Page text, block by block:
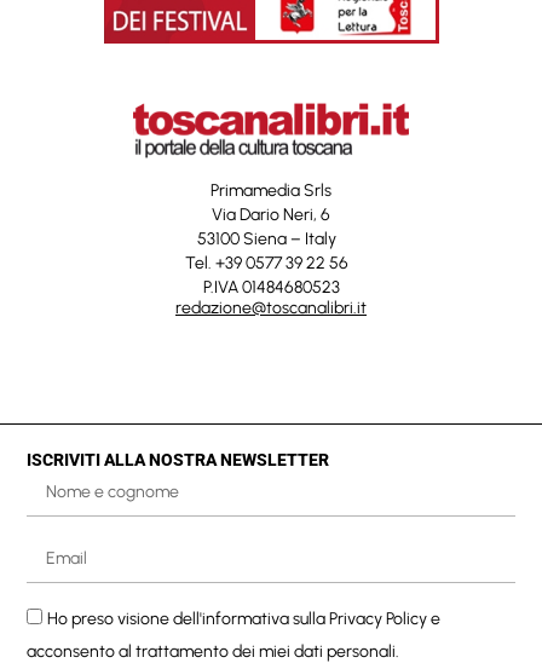
Primamedia Srls
Via Dario Neri, 6
53100 Siena – Italy
Tel. +39 0577 39 22 56
P.IVA 01484680523
redazione@toscanalibri.it
ISCRIVITI ALLA NOSTRA NEWSLETTER
Ho preso visione dell'informativa sullaPrivacy Policye
acconsento al trattamento dei miei dati personali.